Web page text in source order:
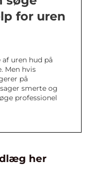
for uren
uren hud på
Men hvis
på
smerte og
professionel
her